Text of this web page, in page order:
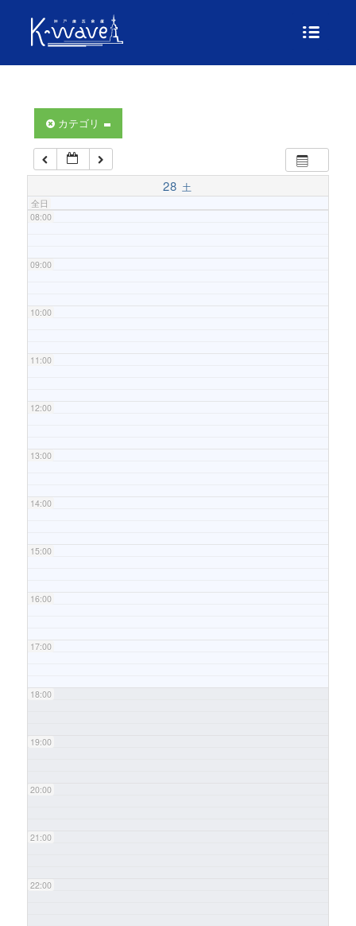
カテゴリ
28 土
全日
04:00
06:00
07:00
08:00
09:00
10:00
11:00
12:00
13:00
14:00
15:00
16:00
17:00
18:00
19:00
20:00
21:00
22:00